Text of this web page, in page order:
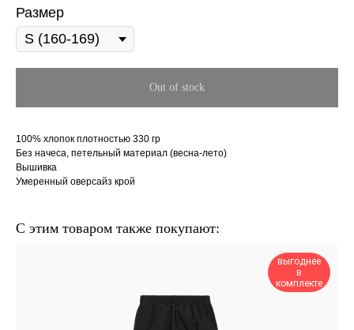
Размер
Out of stock
100% хлопок плотностью 330 гр
Без начеса, петельный материал (весна-лето)
Вышивка
Умеренный оверсайз крой
С этим товаром также покупают:
выгоднее
в
комплекте